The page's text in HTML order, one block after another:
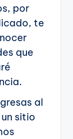
por
te
que
al
sitio